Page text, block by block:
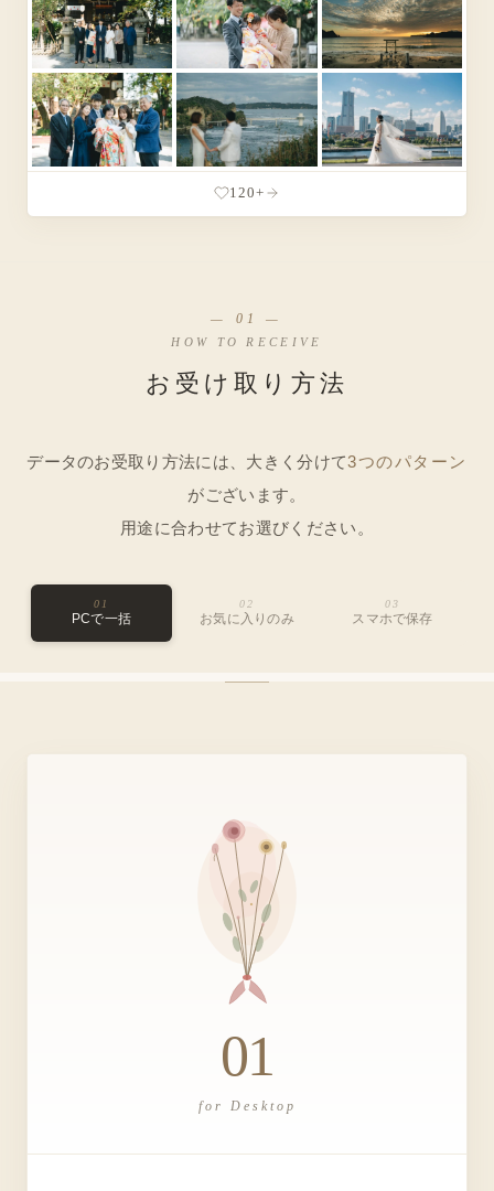
120+
— 01 —
HOW TO RECEIVE
お受け取り方法
データのお受取り方法には、大きく分けて3つのパターン
がございます。
用途に合わせてお選びください。
01
PCで一括
02
お気に入りのみ
03
スマホで保存
01
for Desktop